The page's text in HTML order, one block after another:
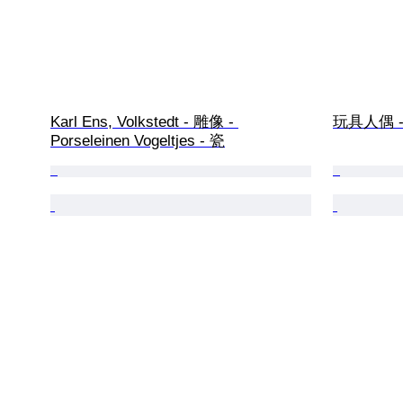
Karl Ens, Volkstedt - 雕像 -
Porseleinen Vogeltjes - 瓷
玩具人偶